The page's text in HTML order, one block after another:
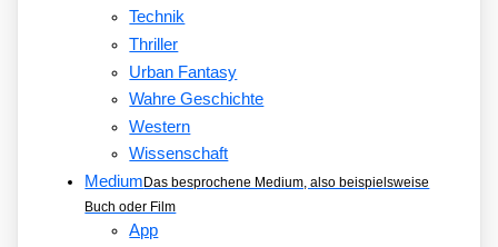
Technik
Thriller
Urban Fantasy
Wahre Geschichte
Western
Wissenschaft
Medium Das besprochene Medium, also beispielsweise
Buch oder Film
App